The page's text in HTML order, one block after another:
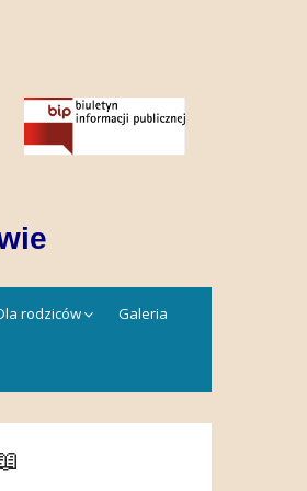
rodziców Galeria